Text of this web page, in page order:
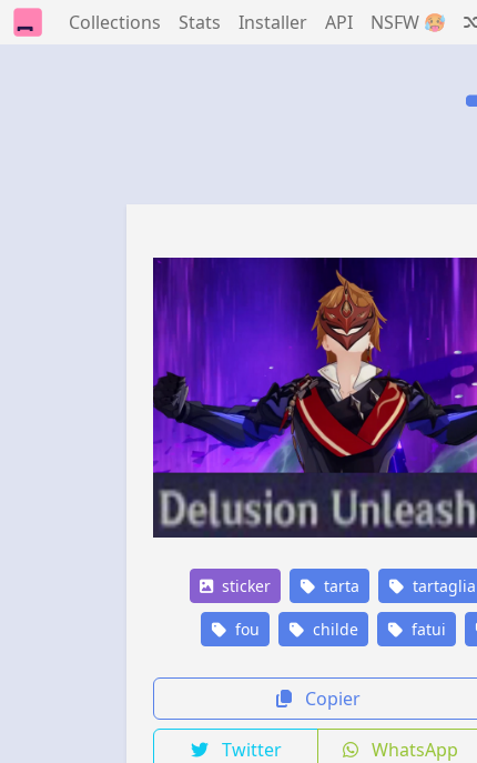
Collections Stats Installer API NSFW 🥵
sticker tarta tartaglia
fou childe fatui
Copier
Twitter WhatsApp